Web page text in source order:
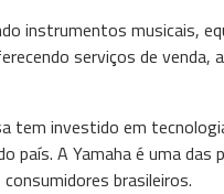
instrumentos musicais,
serviços de venda,
tem investido em
A Yamaha é uma
brasileiros.